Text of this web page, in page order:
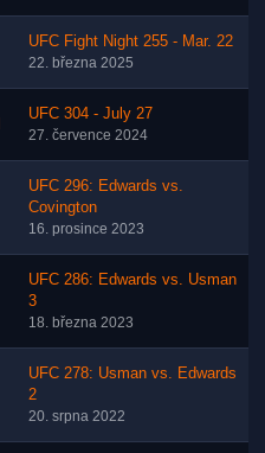
UFC Fight Night 255 - Mar. 22
22. března 2025
UFC 304 - July 27
27. července 2024
UFC 296: Edwards vs.
Covington
16. prosince 2023
UFC 286: Edwards vs. Usman
3
18. března 2023
UFC 278: Usman vs. Edwards
2
20. srpna 2022